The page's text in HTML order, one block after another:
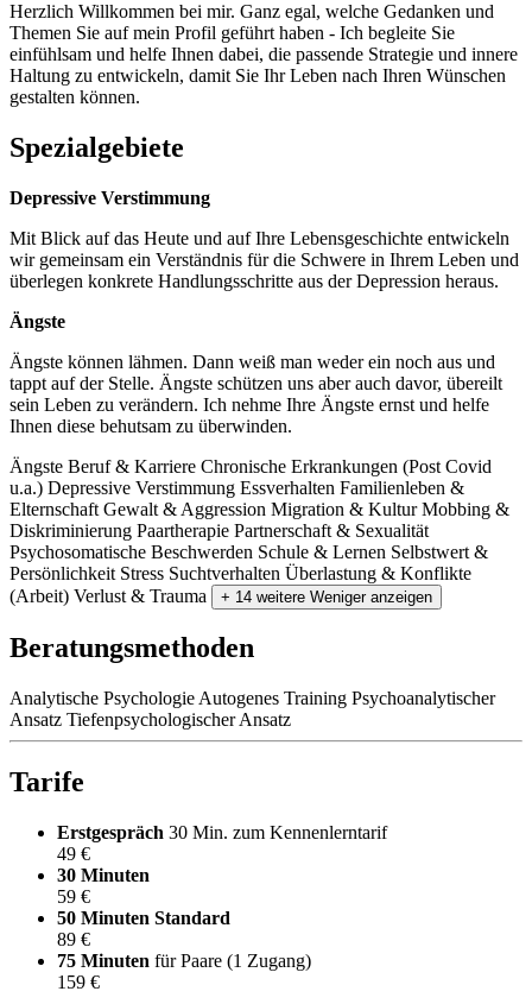
Herzlich Willkommen bei mir. Ganz egal, welche Gedanken und
Themen Sie auf mein Profil geführt haben - Ich begleite Sie
einfühlsam und helfe Ihnen dabei, die passende Strategie und innere
Haltung zu entwickeln, damit Sie Ihr Leben nach Ihren Wünschen
gestalten können.
Spezialgebiete
Depressive Verstimmung
Mit Blick auf das Heute und auf Ihre Lebensgeschichte entwickeln
wir gemeinsam ein Verständnis für die Schwere in Ihrem Leben und
überlegen konkrete Handlungsschritte aus der Depression heraus.
Ängste
Ängste können lähmen. Dann weiß man weder ein noch aus und
tappt auf der Stelle. Ängste schützen uns aber auch davor, übereilt
sein Leben zu verändern. Ich nehme Ihre Ängste ernst und helfe
Ihnen diese behutsam zu überwinden.
Ängste Beruf & Karriere Chronische Erkrankungen (Post Covid
u.a.) Depressive Verstimmung Essverhalten Familienleben &
Elternschaft Gewalt & Aggression Migration & Kultur Mobbing &
Diskriminierung Paartherapie Partnerschaft & Sexualität
Psychosomatische Beschwerden Schule & Lernen Selbstwert &
Persönlichkeit Stress Suchtverhalten Überlastung & Konflikte
(Arbeit) Verlust & Trauma + 14 weitere Weniger anzeigen
Beratungsmethoden
Analytische Psychologie Autogenes Training Psychoanalytischer
Ansatz Tiefenpsychologischer Ansatz
Tarife
Erstgespräch 30 Min. zum Kennenlerntarif
49 €
30 Minuten
59 €
50 Minuten Standard
89 €
75 Minuten für Paare (1 Zugang)
159 €